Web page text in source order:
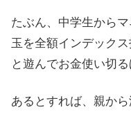
たぶん、中学生から
玉を全額インデック
と遊んでお金使い切
あるとすれば、親か